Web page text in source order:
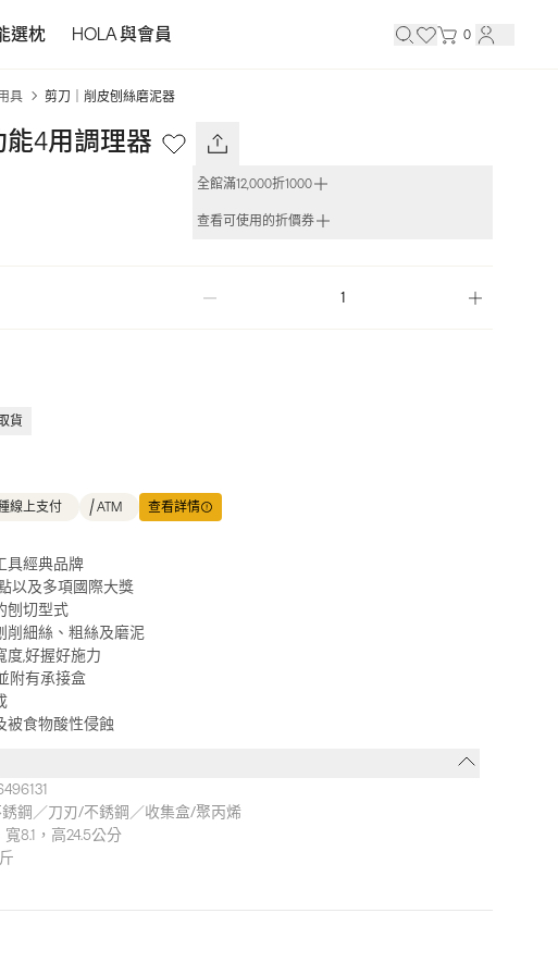
選枕 HOLA 與會員 0
具 剪刀｜削皮刨絲磨泥器
能4用調理器
全館滿12,000折1000
查看可使用的折價券
貨
線上支付 ATM 查看詳情
具經典品牌
以及多項國際大獎
刨切型式
削細絲、粗絲及磨泥
度,好握好施力
附有承接盒
被食物酸性侵蝕
鋼／刀刃/不銹鋼／收集盒/聚丙烯
寬8.1，高24.5公分